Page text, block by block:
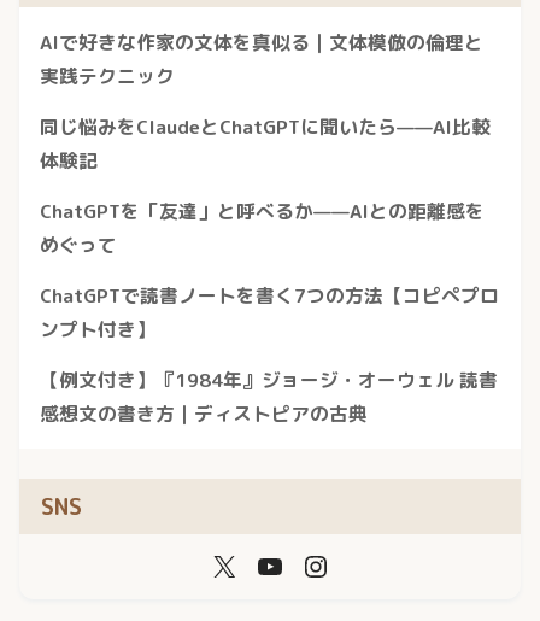
AIで好きな作家の文体を真似る｜文体模倣の倫理と
実践テクニック
同じ悩みをClaudeとChatGPTに聞いたら——AI比較
体験記
ChatGPTを「友達」と呼べるか——AIとの距離感を
めぐって
ChatGPTで読書ノートを書く7つの方法【コピペプロ
ンプト付き】
【例文付き】『1984年』ジョージ・オーウェル 読書
感想文の書き方｜ディストピアの古典
SNS